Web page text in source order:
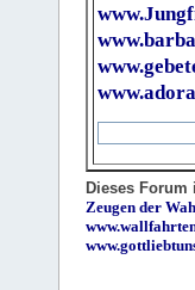
Dieses
Zeugen der